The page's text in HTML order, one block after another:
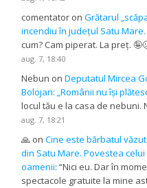
comentator onGrătarul
incendiu în județul Satu
cum? Cam piperat. La preț.
aug. 7, 18:40
Nebun onDeputatul Mircea
Bolojan: „Românii nu își
locul tău e la casa de nebuni.
aug. 7, 18:21
🙏 onCine este bărbatul
din Satu Mare. Povestea
oamenii: “Nici eu. Dar în
spectacole gratuite la mine